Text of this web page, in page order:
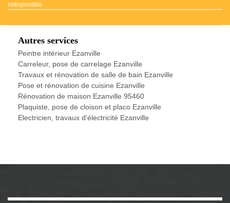
indisponible
Autres services
Peintre intérieur Ezanville
Carreleur, pose de carrelage Ezanville
Travaux et rénovation de salle de bain Ezanville
Pose et rénovation de cuisine Ezanville
Rénovation de maison Ezanville 95460
Plaquiste, pose de cloison et placo Ezanville
Electricien, travaux d'électricité Ezanville